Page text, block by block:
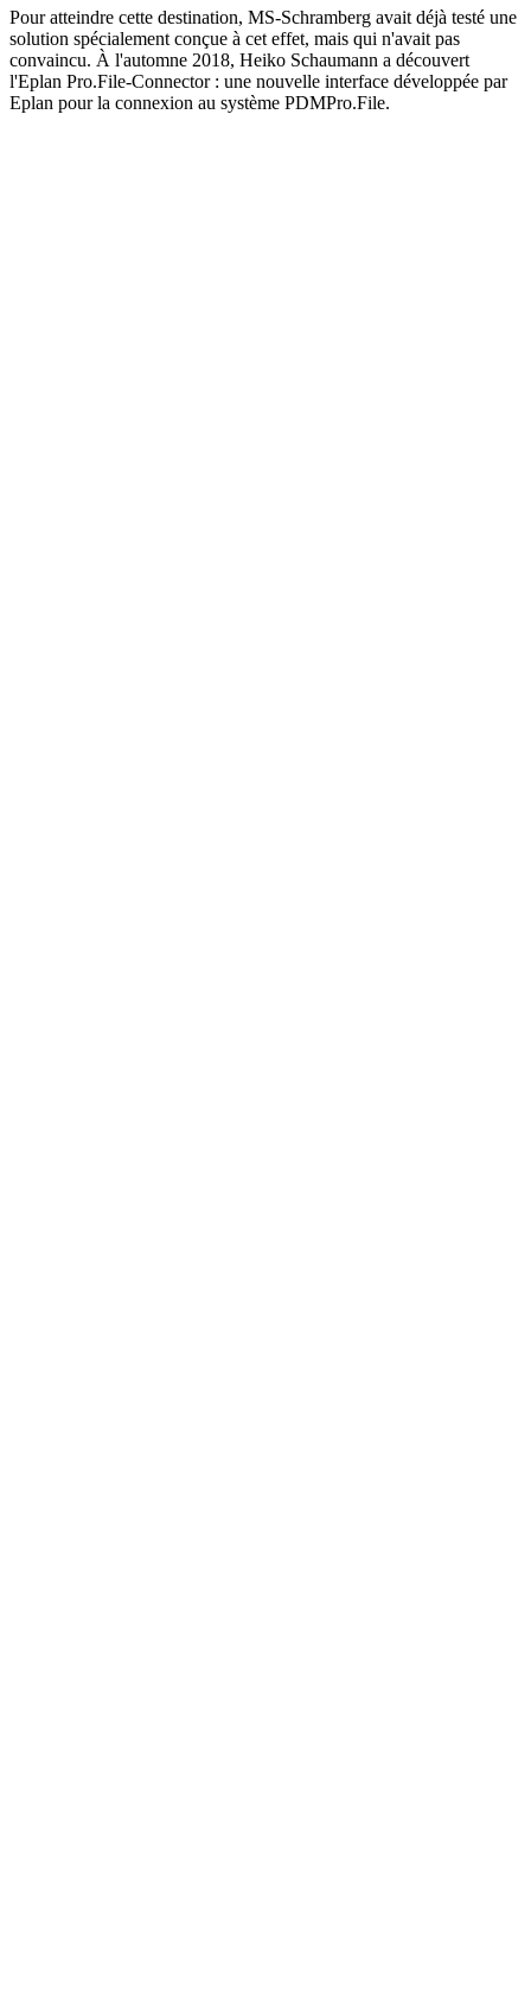
Pour atteindre cette destination, MS-Schramberg avait déjà testé une
solution spécialement conçue à cet effet, mais qui n'avait pas
convaincu. À l'automne 2018, Heiko Schaumann a découvert
l'Eplan Pro.File-Connector : une nouvelle interface développée par
Eplan pour la connexion au système PDMPro.File.